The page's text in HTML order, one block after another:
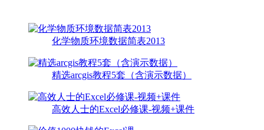
化学物质环境数据简表2013
精选arcgis教程5套（含演示数据）
高效人士的Excel必修课-视频+课件